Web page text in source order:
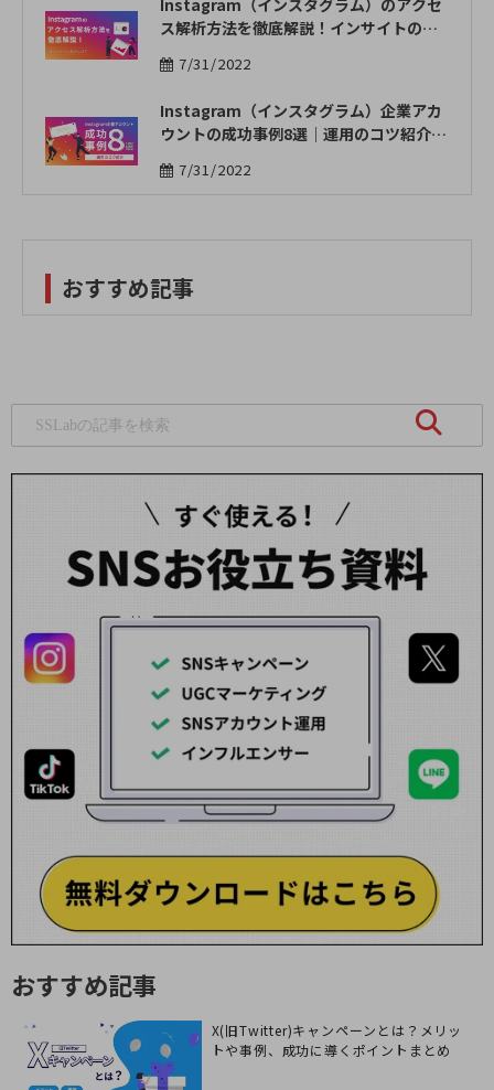
Instagram（インスタグラム）のアクセ
ス解析方法を徹底解説！インサイトの見
7/31/2022
Instagram（インスタグラム）企業アカ
ウントの成功事例8選｜運用のコツ紹介 |
7/31/2022
おすすめ記事
おすすめ記事
X(旧Twitter)キャンペーンとは？メリッ
トや事例、成功に導くポイントまとめ